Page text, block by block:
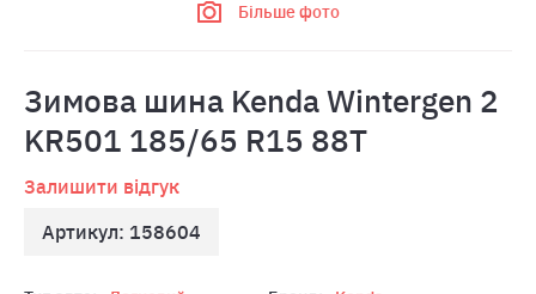
Більше фото
Зимова шина Kenda Wintergen 2
KR501 185/65 R15 88T
Залишити відгук
Артикул: 158604